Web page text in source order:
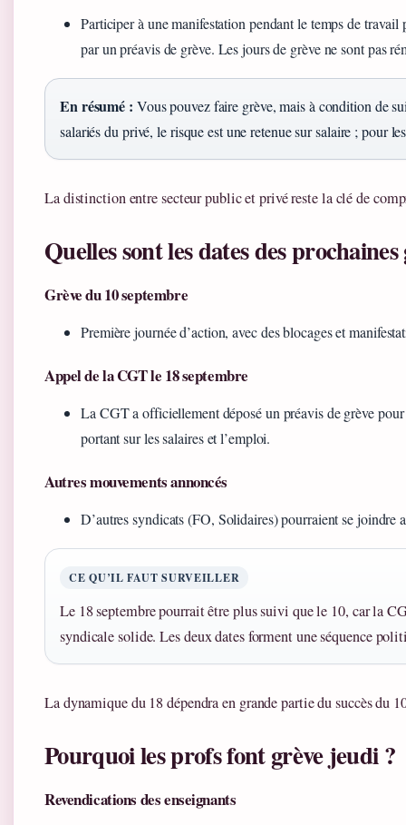
Participer à une manifestation pendant le temps de travail
par un préavis de grève. Les jours de grève ne sont pas
En résumé : Vous pouvez faire grève, mais à condition de
salariés du privé, le risque est une retenue sur salaire ; pour
La distinction entre secteur public et privé reste la clé de
Quelles sont les dates des prochaines
Grève du 10 septembre
Première journée d’action, avec des blocages et
Appel de la CGT le 18 septembre
La CGT a officiellement déposé un préavis de grève
portant sur les salaires et l’emploi.
Autres mouvements annoncés
D’autres syndicats (FO, Solidaires) pourraient se joindre
CE QU’IL FAUT SURVEILLER
Le 18 septembre pourrait être plus suivi que le 10, car la
syndicale solide. Les deux dates forment une séquence
La dynamique du 18 dépendra en grande partie du succès du
Pourquoi les profs font grève jeudi ?
Revendications des enseignants